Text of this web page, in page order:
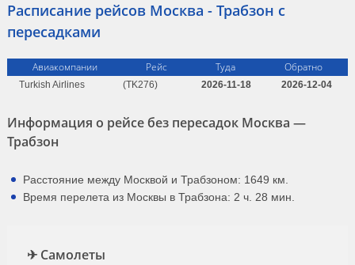
Расписание рейсов Москва - Трабзон с
пересадками
Авиакомпании Рейс Туда Обратно
Turkish Airlines (TK276) 2026-11-18 2026-12-04
Информация о рейсе без пересадок Москва —
Трабзон
Расстояние между Москвой и Трабзоном: 1649 км.
Время перелета из Москвы в Трабзона: 2 ч. 28 мин.
✈ Самолеты